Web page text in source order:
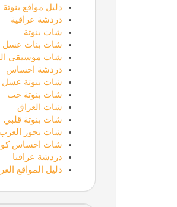
اللمسة الجامحة
دليل مواقع بنوتة
دردشة عراقية
شات بنوتة
شات بنات عسل
شات موسيقى
دردشة احساس
شات بنوتة عسل
شات بنوتة حب
شات العراق
شات بنوتة قلبي
شات بحور العرب
شات احساس
دردشة عراقنا
دليل المواقع